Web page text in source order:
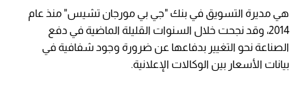
هي مديرة التسويق في بنك "جي بي مورجان تشيس" منذ عام
2014، وقد نجحت خلال السنوات القليلة الماضية في دفع
الصناعة نحو التغيير بدفاعها عن ضرورة وجود شفافية في
بيانات الأسعار بين الوكالات الإعلانية.